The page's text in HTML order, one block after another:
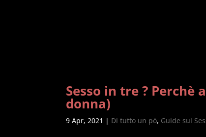
Sesso in tre ? Perchè
donna)
9 Apr, 2021 | Di tutto un pò, Guide sul